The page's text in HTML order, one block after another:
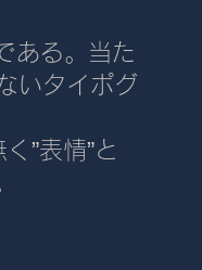
ある。当た
いタイポグ
”表情”と